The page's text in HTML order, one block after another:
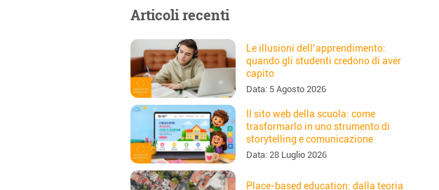
Articoli recenti
Le illusioni dell’apprendimento:
quando gli studenti credono di aver
capito
Data: 5 Agosto 2026
Il sito web della scuola: come
trasformarlo in uno strumento di
storytelling e comunicazione
Data: 28 Luglio 2026
Place-based education: dalla teoria